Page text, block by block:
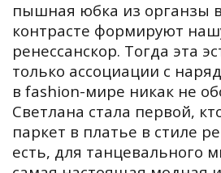
пышная юбка из органзы
контрасте формируют
ренессанскор. Тогда эта
только ассоциации с
в fashion-мире никак не
Светлана стала первой,
паркет в платье в стиле
есть, для танцевального